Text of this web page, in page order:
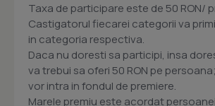
Taxa de participare este de 50 RON/
Castigatorul fiecarei categorii va
in categoria respectiva.
Daca nu doresti sa participi, insa
va trebui sa oferi 50 RON pe
vor intra in fondul de premiere.
Marele premiu este acordat